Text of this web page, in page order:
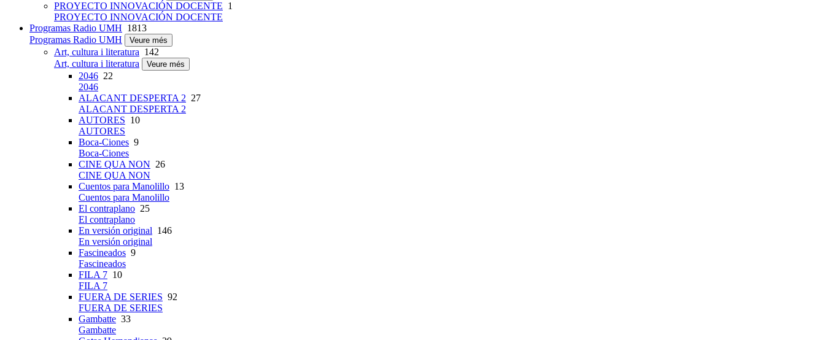
PROYECTO INNOVACIÓN DOCENTE 1
PROYECTO INNOVACIÓN DOCENTE
Programas Radio UMH 1813
Programas Radio UMH
Veure més
Art, cultura i literatura 142
Art, cultura i literatura
Veure més
2046 22
2046
ALACANT DESPERTA 2 27
ALACANT DESPERTA 2
AUTORES 10
AUTORES
Boca-Ciones 9
Boca-Ciones
CINE QUA NON 26
CINE QUA NON
Cuentos para Manolillo 13
Cuentos para Manolillo
El contraplano 25
El contraplano
En versión original 146
En versión original
Fascineados 9
Fascineados
FILA 7 10
FILA 7
FUERA DE SERIES 92
FUERA DE SERIES
Gambatte 33
Gambatte